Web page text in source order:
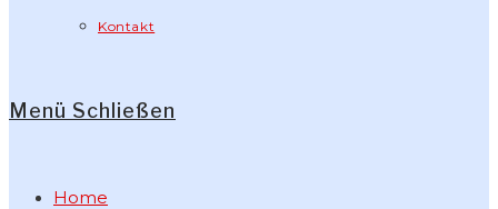
Kontakt
Menü Schließen
Home